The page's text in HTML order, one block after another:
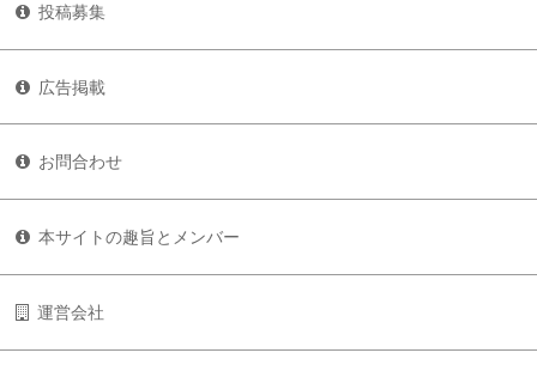
投稿募集
広告掲載
お問合わせ
本サイトの趣旨とメンバー
運営会社